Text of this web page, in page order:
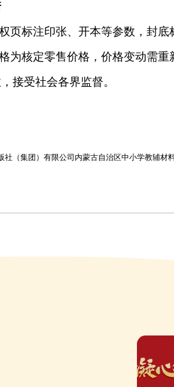
页标注印张、开本等参数，封底
为核定零售价格 ， 价格变动需重
接受社会各界监督。
社（集团）有限公司内蒙古自治区中小学教辅材